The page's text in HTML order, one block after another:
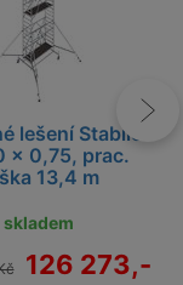
lešení Stabilo
x 0,75, prac.
13,4 m
skladem
126 273,-